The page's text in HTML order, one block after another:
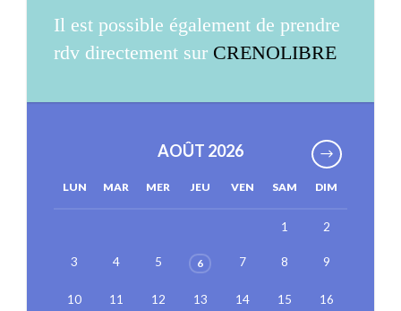
Il est possible également de prendre
rdv directement sur CRENOLIBRE
AOÛT 2026
LUN MAR MER JEU VEN SAM DIM
1 2
3 4 5 6 7 8 9
10 11 12 13 14 15 16